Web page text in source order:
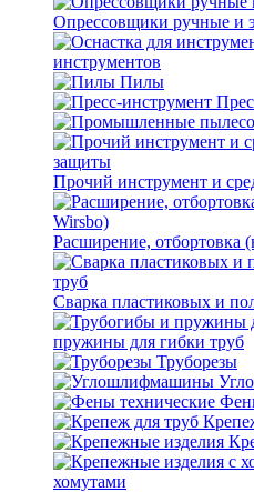
Опрессовщики ручные и
инструментов
Пилы
Прочий инструмент и
Расширение, отбортовка
Сварка пластиковых и
пружины для гибки труб
Труборезы
хомутами